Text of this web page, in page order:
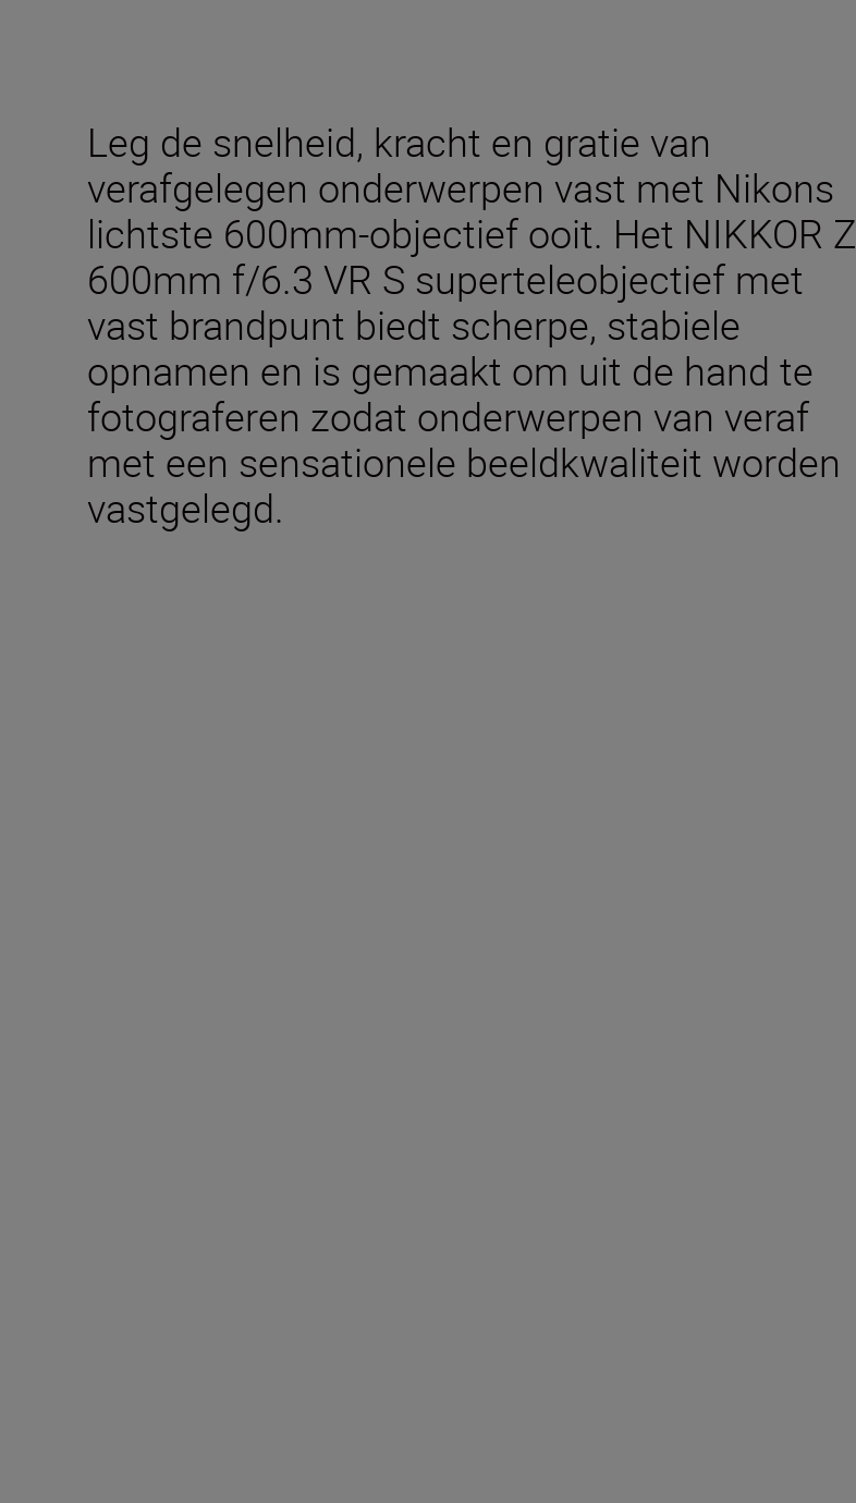
Leg de snelheid, kracht en gratie van
verafgelegen onderwerpen vast met Nikons
lichtste 600mm-objectief ooit. Het NIKKOR Z
600mm f/6.3 VR S superteleobjectief met
vast brandpunt biedt scherpe, stabiele
opnamen en is gemaakt om uit de hand te
fotograferen zodat onderwerpen van veraf
met een sensationele beeldkwaliteit worden
vastgelegd.